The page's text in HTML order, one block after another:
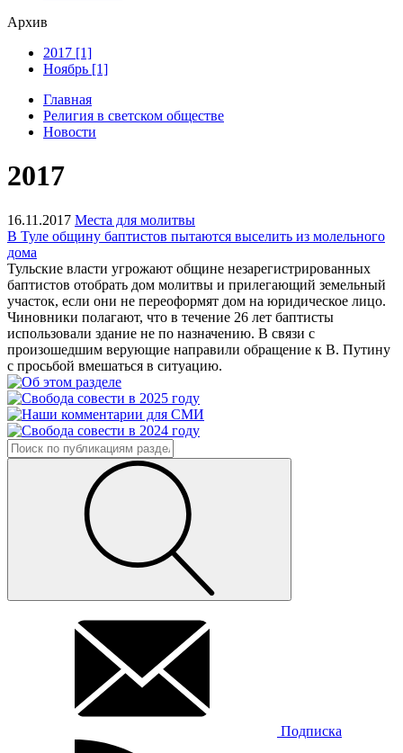
Архив
2017 [1]
Ноябрь [1]
Главная
Религия в светском обществе
Новости
2017
16.11.2017 Места для молитвы
В Туле общину баптистов пытаются выселить из молельного
дома
Тульские власти угрожают общине незарегистрированных
баптистов отобрать дом молитвы и прилегающий земельный
участок, если они не переоформят дом на юридическое лицо.
Чиновники полагают, что в течение 26 лет баптисты
использовали здание не по назначению. В связи с
произошедшим верующие направили обращение к В. Путину
с просьбой вмешаться в ситуацию.
Подписка